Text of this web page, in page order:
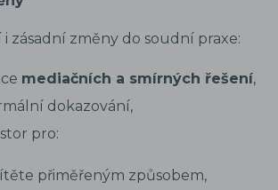
i zásadní změny do soudní praxe:
mediačních a smírných řešení,
dokazování,
pro:
přiměřeným způsobem,